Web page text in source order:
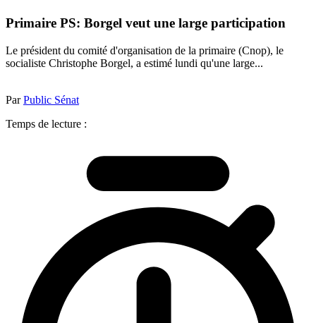
Primaire PS: Borgel veut une large participation
Le président du comité d'organisation de la primaire (Cnop), le
socialiste Christophe Borgel, a estimé lundi qu'une large...
ParPublic Sénat
Temps de lecture :